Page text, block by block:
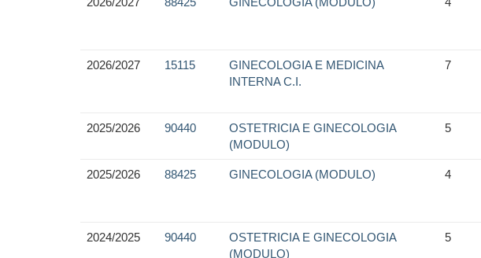
2026/2027 15115
GINECOLOGIA E MEDICINA
INTERNA C.I.
7
2025/2026 90440
OSTETRICIA E GINECOLOGIA
(MODULO)
5
2025/2026 88425 GINECOLOGIA (MODULO) 4
2024/2025 90440
OSTETRICIA E GINECOLOGIA
(MODULO)
5